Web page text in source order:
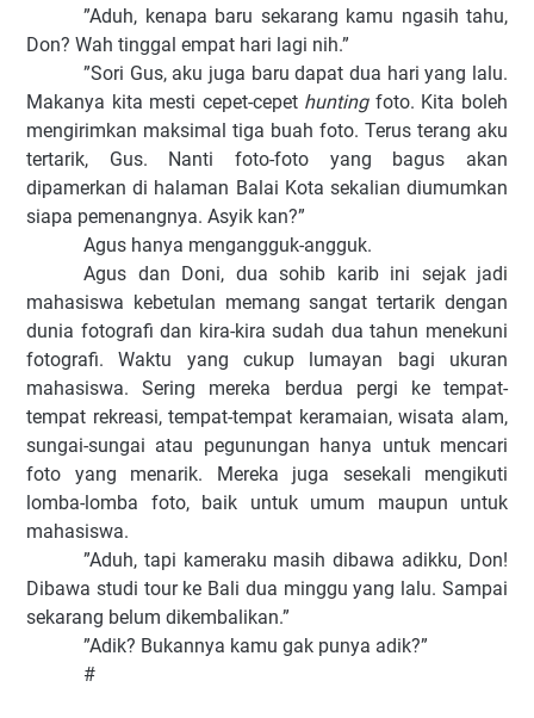
”Aduh, kenapa baru sekarang kamu ngasih tahu,
Don? Wah tinggal empat hari lagi nih.”
”Sori Gus, aku juga baru dapat dua hari yang lalu.
Makanya kita mesti cepet-cepet huntingfoto. Kita boleh
mengirimkan maksimal tiga buah foto. Terus terang aku
tertarik, Gus. Nanti foto-foto yang bagus akan
dipamerkan di halaman Balai Kota sekalian diumumkan
siapa pemenangnya. Asyik kan?”
Agus hanya mengangguk-angguk.
Agus dan Doni, dua sohib karib ini sejak jadi
mahasiswa kebetulan memang sangat tertarik dengan
dunia fotografi dan kira-kira sudah dua tahun menekuni
fotografi. Waktu yang cukup lumayan bagi ukuran
mahasiswa. Sering mereka berdua pergi ke tempat-
tempat rekreasi, tempat-tempat keramaian, wisata alam,
sungai-sungai atau pegunungan hanya untuk mencari
foto yang menarik. Mereka juga sesekali mengikuti
lomba-lomba foto, baik untuk umum maupun untuk
mahasiswa.
”Aduh, tapi kameraku masih dibawa adikku, Don!
Dibawa studi tour ke Bali dua minggu yang lalu. Sampai
sekarang belum dikembalikan.”
”Adik? Bukannya kamu gak punya adik?”
#